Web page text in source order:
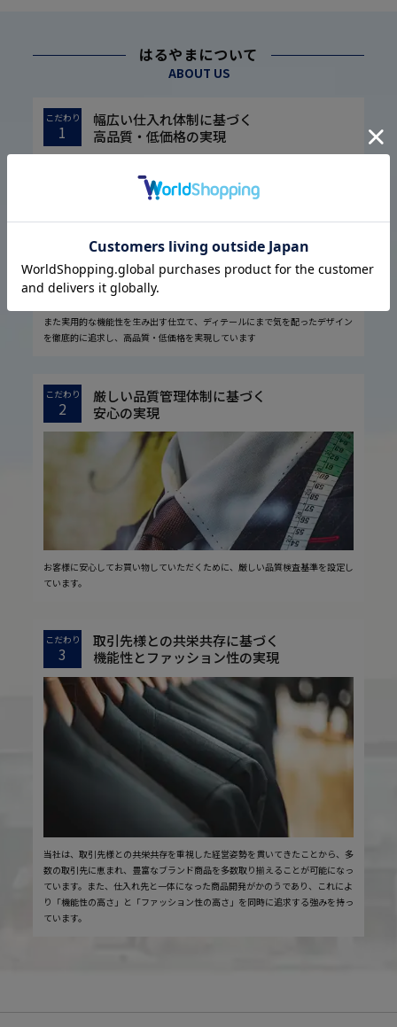
はるやまについて
ABOUT US
こだわり
1
幅広い仕入れ体制に基づく
高品質・低価格の実現
1974年の設立以来培ってきた圧倒的な流通経路を駆使し、大量仕入れや国内
また実用的な機能性を生み出す仕立て、ディテールにまで気を配ったデザイン
を徹底的に追求し、高品質・低価格を実現しています
こだわり
2
厳しい品質管理体制に基づく
安心の実現
お客様に安心してお買い物していただくために、厳しい品質検査基準を設定し
ています。
こだわり
3
取引先様との共栄共存に基づく
機能性とファッション性の実現
当社は、取引先様との共栄共存を重視した経営姿勢を貫いてきたことから、多
数の取引先に恵まれ、豊富なブランド商品を多数取り揃えることが可能になっ
ています。また、仕入れ先と一体になった商品開発がかのうであり、これによ
り「機能性の高さ」と「ファッション性の高さ」を同時に追求する強みを持っ
ています。